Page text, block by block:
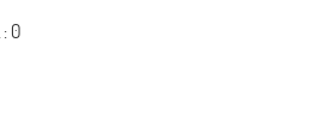
: 0